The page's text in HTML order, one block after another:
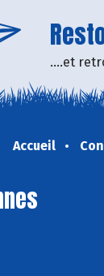
....et
Accueil